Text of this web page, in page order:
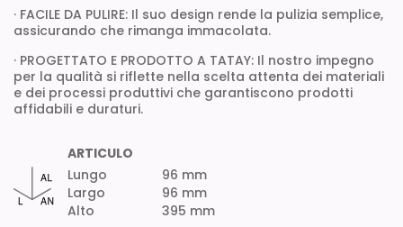
· FACILE DA PULIRE: Il suo design rende la pulizia semplice,
assicurando che rimanga immacolata.
· PROGETTATO E PRODOTTO A TATAY: Il nostro impegno
per la qualità si riflette nella scelta attenta dei materiali
e dei processi produttivi che garantiscono prodotti
affidabili e duraturi.
ARTICULO
Lungo
Largo
Alto
96 mm
96 mm
395 mm